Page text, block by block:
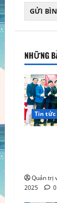
NHỮNG
Tin tức
Quản trị
2025
0